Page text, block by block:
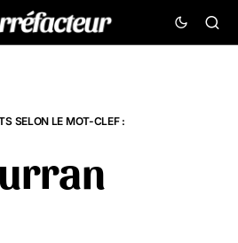
SELON LE MOT-CLEF :